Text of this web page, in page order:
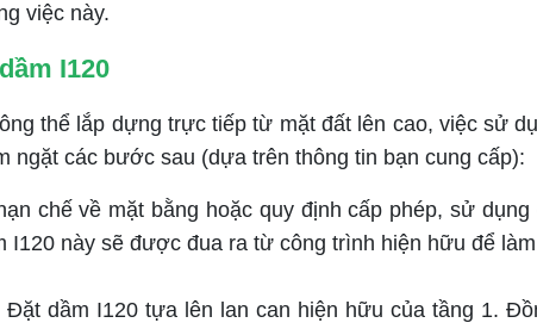
việc này.
I120
thể lắp dựng trực tiếp từ mặt đất lên cao, việc sử
ngặt các bước sau (dựa trên thông tin bạn cung cấp):
chế về mặt bằng hoặc quy định cấp phép, sử
I120 này sẽ được đua ra từ công trình hiện hữu để
Đặt dầm I120 tựa lên lan can hiện hữu của tầng 1.